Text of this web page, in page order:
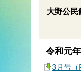
大野公民
令和元
3月号（